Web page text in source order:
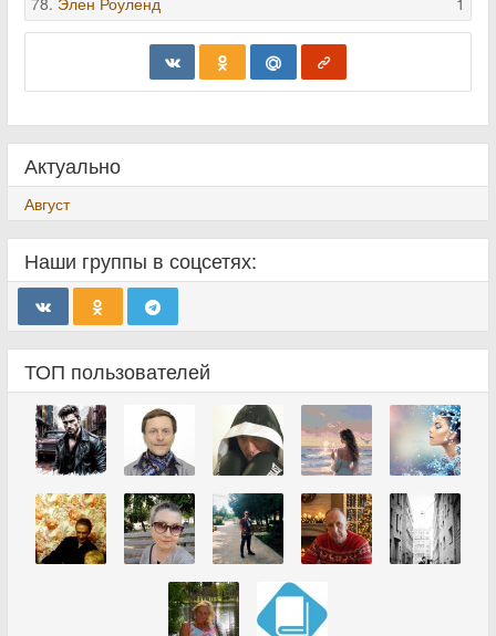
Актуально
Август
Наши группы в соцсетях:
ТОП пользователей